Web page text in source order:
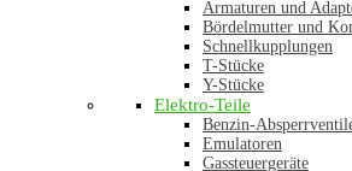
Armaturen und
Bördelmutter und
Schnellkupplungen
T-Stücke
Y-Stücke
Elektro-Teile
Benzin-
Emulatoren
Gassteuergeräte